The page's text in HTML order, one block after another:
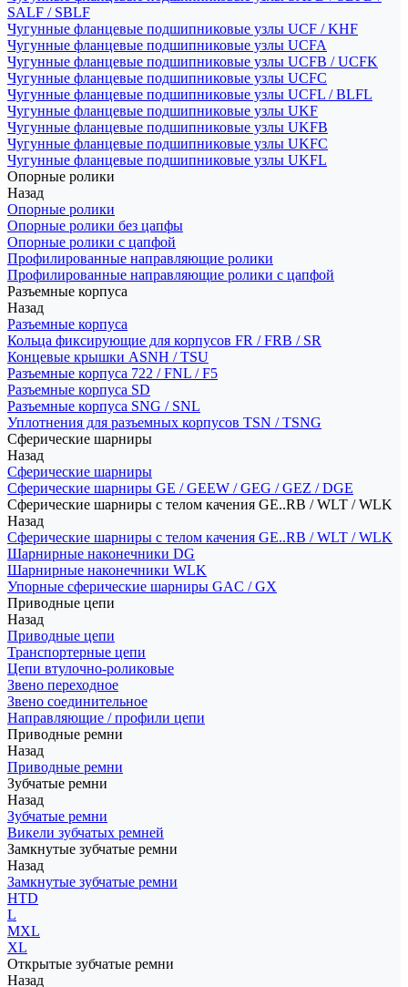
SALF / SBLF
Чугунные фланцевые подшипниковые узлы UCF / KHF
Чугунные фланцевые подшипниковые узлы UCFA
Чугунные фланцевые подшипниковые узлы UCFB / UCFK
Чугунные фланцевые подшипниковые узлы UCFC
Чугунные фланцевые подшипниковые узлы UCFL / BLFL
Чугунные фланцевые подшипниковые узлы UKF
Чугунные фланцевые подшипниковые узлы UKFB
Чугунные фланцевые подшипниковые узлы UKFC
Чугунные фланцевые подшипниковые узлы UKFL
Опорные ролики
Назад
Опорные ролики
Опорные ролики без цапфы
Опорные ролики с цапфой
Профилированные направляющие ролики
Профилированные направляющие ролики с цапфой
Разъемные корпуса
Назад
Разъемные корпуса
Кольца фиксирующие для корпусов FR / FRB / SR
Концевые крышки ASNH / TSU
Разъемные корпуса 722 / FNL / F5
Разъемные корпуса SD
Разъемные корпуса SNG / SNL
Уплотнения для разъемных корпусов TSN / TSNG
Сферические шарниры
Назад
Сферические шарниры
Сферические шарниры GE / GEEW / GEG / GEZ / DGE
Сферические шарниры с телом качения GE..RB / WLT / WLK
Назад
Сферические шарниры с телом качения GE..RB / WLT / WLK
Шарнирные наконечники DG
Шарнирные наконечники WLK
Упорные сферические шарниры GAC / GX
Приводные цепи
Назад
Приводные цепи
Транспортерные цепи
Цепи втулочно-роликовые
Звено переходное
Звено соединительное
Направляющие / профили цепи
Приводные ремни
Назад
Приводные ремни
Зубчатые ремни
Назад
Зубчатые ремни
Викели зубчатых ремней
Замкнутые зубчатые ремни
Назад
Замкнутые зубчатые ремни
HTD
L
MXL
XL
Открытые зубчатые ремни
Назад